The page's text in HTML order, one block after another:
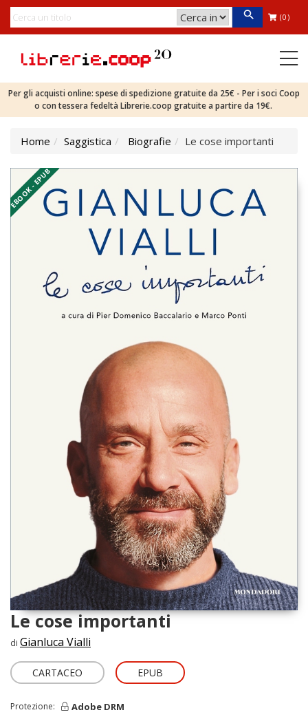
(0)
Per gli acquisti online: spese di spedizione gratuite da 25€ - Per i soci Coop
o con tessera fedeltà Librerie.coop gratuite a partire da 19€.
Home Saggistica Biografie Le cose importanti
EBOOK - EPUB
Le cose importanti
di Gianluca Vialli
CARTACEO EPUB
Protezione: Adobe DRM